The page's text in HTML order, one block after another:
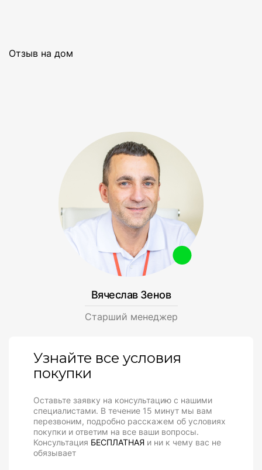
Отзыв на дом
Вячеслав Зенов
Cтарший менеджер
Узнайте все условия
покупки
Оставьте заявку на консультацию с нашими
специалистами. В течение 15 минут мы вам
перезвоним, подробно расскажем об условиях
покупки и ответим на все ваши вопросы.
Консультация БЕСПЛАТНАЯ и ни к чему вас не
обязывает